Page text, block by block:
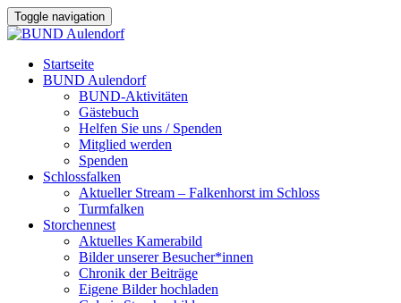
Toggle navigation
Startseite
BUND Aulendorf
BUND-Aktivitäten
Gästebuch
Helfen Sie uns / Spenden
Mitglied werden
Spenden
Schlossfalken
Aktueller Stream – Falkenhorst im Schloss
Turmfalken
Storchennest
Aktuelles Kamerabild
Bilder unserer Besucher*innen
Chronik der Beiträge
Eigene Bilder hochladen